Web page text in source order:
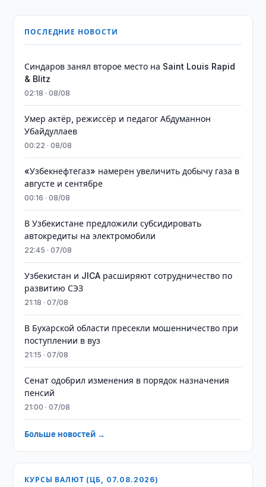
ПОСЛЕДНИЕ НОВОСТИ
Синдаров занял второе место на Saint Louis Rapid
& Blitz
02:18 · 08/08
Умер актёр, режиссёр и педагог Абдуманнон
Убайдуллаев
00:22 · 08/08
«Узбекнефтегаз» намерен увеличить добычу газа в
августе и сентябре
00:16 · 08/08
В Узбекистане предложили субсидировать
автокредиты на электромобили
22:45 · 07/08
Узбекистан и JICA расширяют сотрудничество по
развитию СЭЗ
21:18 · 07/08
В Бухарской области пресекли мошенничество при
поступлении в вуз
21:15 · 07/08
Сенат одобрил изменения в порядок назначения
пенсий
21:00 · 07/08
Больше новостей →
КУРСЫ ВАЛЮТ (ЦБ, 07.08.2026)